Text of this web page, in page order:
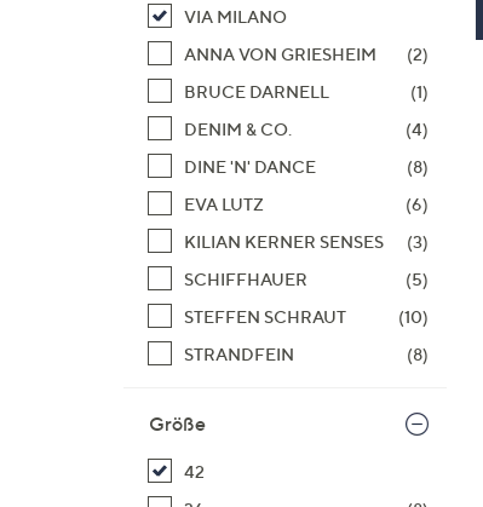
VIA MILANO
ANNA VON GRIESHEIM
(2)
BRUCE DARNELL
(1)
DENIM & CO.
(4)
DINE 'N' DANCE
(8)
EVA LUTZ
(6)
KILIAN KERNER SENSES
(3)
SCHIFFHAUER
(5)
STEFFEN SCHRAUT
(10)
STRANDFEIN
(8)
Größe
42